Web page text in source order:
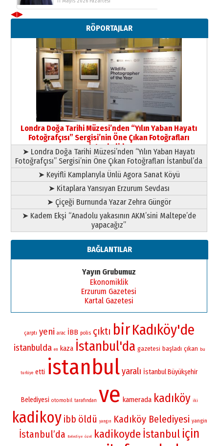
Yusuf POLAT
Şampiyonluk Sebahattin Şirin’e
11 Mayıs 2026 Pazartesi
◀▶
RÖPORTAJLAR
Londra Doğa Tarihi Müzesi’nden “Yılın Yaban Hayatı
Fotoğrafçısı” Sergisi’nin Öne Çıkan Fotoğrafları
İstanbul’da
➤ Londra Doğa Tarihi Müzesi’nden “Yılın Yaban Hayatı
Fotoğrafçısı” Sergisi’nin Öne Çıkan Fotoğrafları İstanbul’da
➤ Keyifli Kamplarıyla Ünlü Agora Sanat Köyü
➤ Kitaplara Yansıyan Erzurum Sevdası
➤ Çiçeği Burnunda Yazar Zehra Güngör
➤ Kadem Ekşi “Anadolu yakasının AKM’sini Maltepe’de
yapacağız”
BAĞLANTILAR
Yayın Grubumuz
Ekonomiklik
Erzurum Gazetesi
Kartal Gazetesi
çarptı yeni arac İBB polis çıktı birKadıköy'de
istanbulda en kaza İstanbul'da gazetesi başladı çıkan bu
turkiye etti istanbul yaralı İstanbul Büyükşehir
Belediyesi otomobil tarafından ve kamerada kadıköy iki
kadikoy ibb öldü yangın Kadıköy Belediyesi yangin
İstanbul’da Belediye özel kadikoydeİstanbul için